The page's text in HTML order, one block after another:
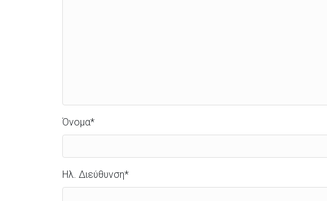
Όνομα*
Ηλ. Διεύθυνση*